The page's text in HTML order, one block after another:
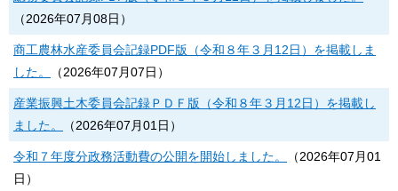
（2026年07月08日 ）
商工農林水産委員会記録PDF版（令和８年３月12日）を掲載しま
した。
（2026年07月07日 ）
産業振興土木委員会記録ＰＤＦ版（令和８年３月12日）を掲載し
ました。
（2026年07月01日 ）
令和７年度分政務活動費の公開を開始しました。 （2026年07月01
日 ）